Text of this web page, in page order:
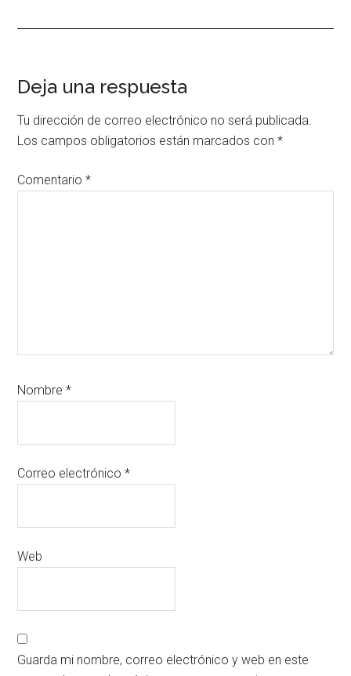
Interacciones
con
los
lectores
Deja una respuesta
Tu dirección de correo electrónico no será publicada.
Los campos obligatorios están marcados con*
Comentario*
Nombre*
Correo electrónico*
Web
Guarda mi nombre, correo electrónico y web en este